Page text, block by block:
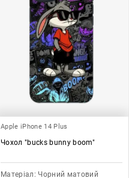
Apple iPhone 14 Plus
Чохол "bucks bunny boom"
Матеріал: Чорний матовий